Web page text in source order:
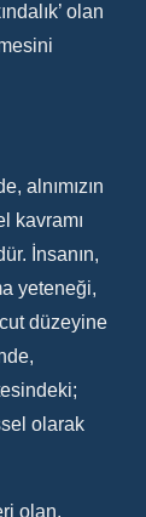
olan
alnımızın
kavramı
İnsanın,
yeteneği,
düzeyine
olarak
olan,